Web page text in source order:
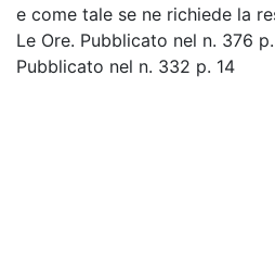
e come tale se ne richiede la
Le Ore. Pubblicato nel n. 376
Pubblicato nel n. 332 p. 14